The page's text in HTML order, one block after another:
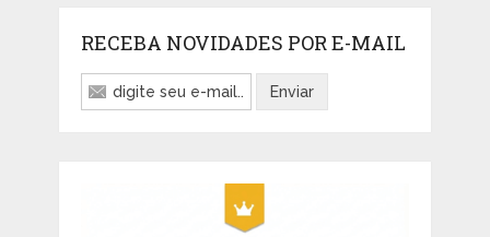
RECEBA NOVIDADES POR E-MAIL